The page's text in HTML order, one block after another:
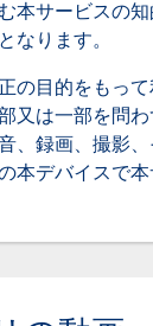
本サービスの
なります。
の目的をもっ
又は一部を問
、録画、撮影
本デバイスで